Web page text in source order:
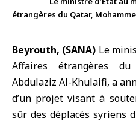
étrangères du Qatar,
Beyrouth, (SANA) Le
Affaires étrangères
Abdulaziz Al-Khulaifi, a
d’un projet visant à
sûr des déplacés syriens